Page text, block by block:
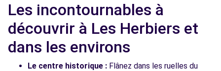
Les incontournables à
découvrir à Les Herbiers et
dans les environs
Le centre historique : Flânez dans les ruelles du